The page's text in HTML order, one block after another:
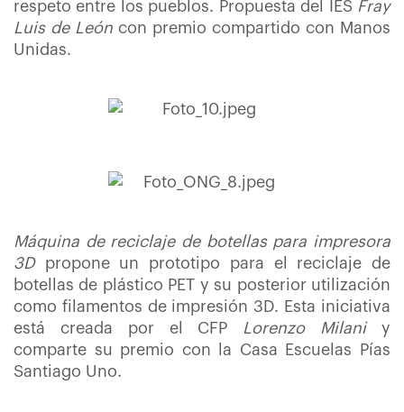
respeto entre los pueblos. Propuesta del IES Fray
Luis de León con premio compartido con Manos
Unidas.
Máquina de reciclaje de botellas para impresora
3D propone
un prototipo para el reciclaje de
botellas de plástico PET y su posterior utilización
como filamentos de impresión 3D. Esta iniciativa
está creada por el CFP Lorenzo Milaniy
comparte su premio con la Casa Escuelas Pías
Santiago Uno.